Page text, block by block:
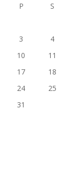
P
S
3
4
10
11
17
18
24
25
31